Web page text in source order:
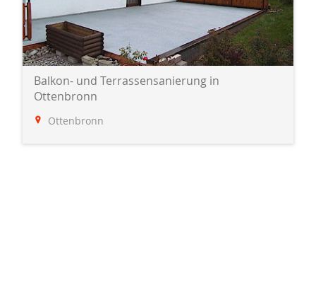
Balkon- und Terrassensanierung in
Ottenbronn
Ottenbronn